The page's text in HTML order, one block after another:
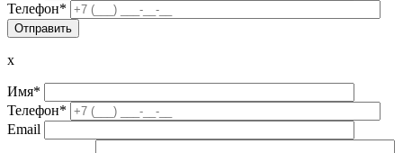
Телефон*
x
Имя*
Телефон*
Email